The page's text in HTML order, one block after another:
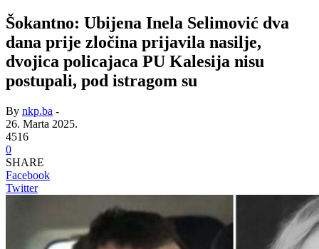
Šokantno: Ubijena Inela Selimović dva
dana prije zločina prijavila nasilje,
dvojica policajaca PU Kalesija nisu
postupali, pod istragom su
By nkp.ba -
26. Marta 2025.
4516
0
SHARE
Facebook
Twitter